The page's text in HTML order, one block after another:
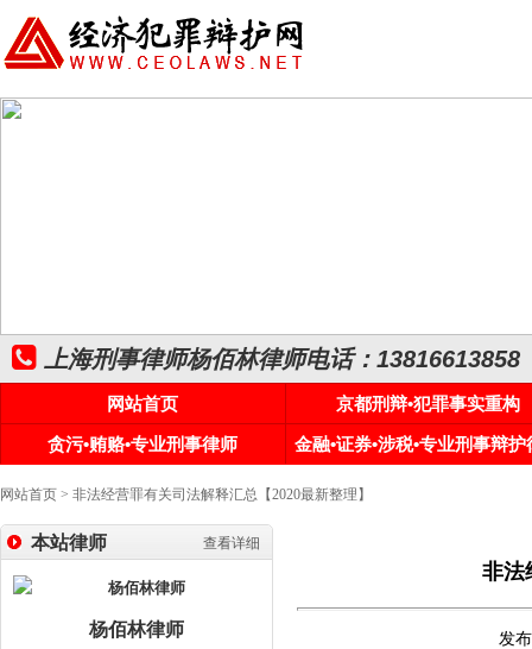
上海刑事律师杨佰林律师电话：13816613858
网站首页
京都刑辩•犯罪事实重构
贪污•贿赂•专业刑事律师
金融•证券•涉税•专业刑事辩护
网站首页 > 非法经营罪有关司法解释汇总【2020最新整理】
查看详细
本站律师
杨佰林律师
非法
发